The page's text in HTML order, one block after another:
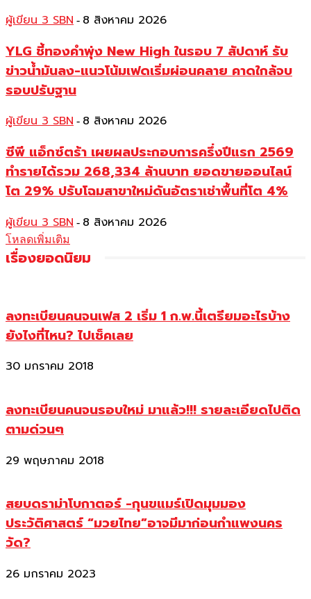
ผู้เขียน 3 SBN - 8 สิงหาคม 2026
YLG ชี้ทองคำพุ่ง New High ในรอบ 7 สัปดาห์ รับ
ข่าวน้ำมันลง-แนวโน้มเฟดเริ่มผ่อนคลาย คาดใกล้จบ
รอบปรับฐาน
ผู้เขียน 3 SBN - 8 สิงหาคม 2026
ซีพี แอ็กซ์ตร้า เผยผลประกอบการครึ่งปีแรก 2569
ทำรายได้รวม 268,334 ล้านบาท ยอดขายออนไลน์
โต 29% ปรับโฉมสาขาใหม่ดันอัตราเช่าพื้นที่โต 4%
ผู้เขียน 3 SBN - 8 สิงหาคม 2026
โหลดเพิ่มเติม
เรื่องยอดนิยม
ลงทะเบียนคนจนเฟส 2 เริ่ม 1 ก.พ.นี้เตรียมอะไรบ้าง
ยังไงที่ไหน? ไปเช็คเลย
30 มกราคม 2018
ลงทะเบียนคนจนรอบใหม่ มาแล้ว!!! รายละเอียดไปติด
ตามด่วนๆ
29 พฤษภาคม 2018
สยบดราม่าโบกาตอร์ -กุนขแมร์เปิดมุมมอง
ประวัติศาสตร์ “มวยไทย”อาจมีมาก่อนกำแพงนคร
วัด?
26 มกราคม 2023